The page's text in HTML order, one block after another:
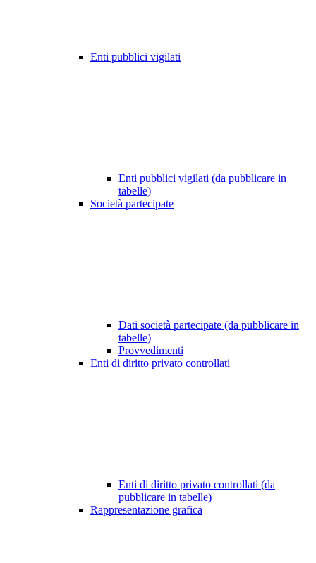
Enti pubblici vigilati
Enti pubblici vigilati (da pubblicare in
tabelle)
Società partecipate
Dati società partecipate (da pubblicare in
tabelle)
Provvedimenti
Enti di diritto privato controllati
Enti di diritto privato controllati (da
pubblicare in tabelle)
Rappresentazione grafica